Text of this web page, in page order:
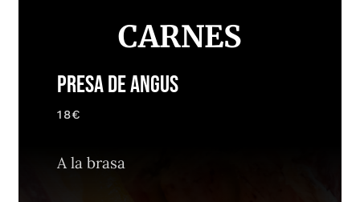
CARNES
PRESA DE ANGUS
18€
A la brasa